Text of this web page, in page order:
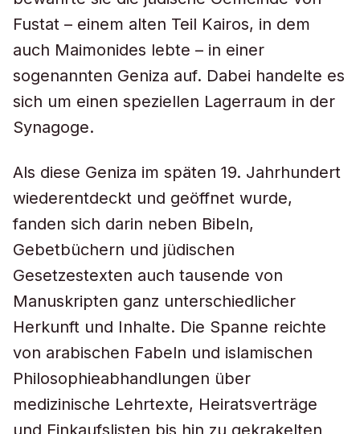
Fustat – einem alten Teil Kairos, in dem
auch Maimonides lebte – in einer
sogenannten Geniza auf. Dabei handelte es
sich um einen speziellen Lagerraum in der
Synagoge.
Als diese Geniza im späten 19. Jahrhundert
wiederentdeckt und geöffnet wurde,
fanden sich darin neben Bibeln,
Gebetbüchern und jüdischen
Gesetzestexten auch tausende von
Manuskripten ganz unterschiedlicher
Herkunft und Inhalte. Die Spanne reichte
von arabischen Fabeln und islamischen
Philosophieabhandlungen über
medizinische Lehrtexte, Heiratsverträge
und Einkaufslisten bis hin zu gekrakelten